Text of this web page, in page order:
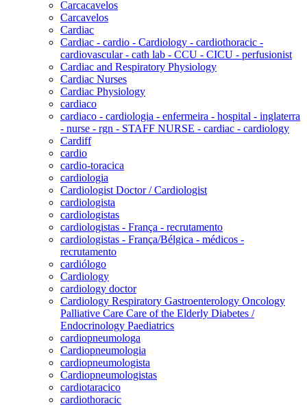
Carcacavelos
Carcavelos
Cardiac
Cardiac - cardio - Cardiology - cardiothoracic -
cardiovascular - cath lab - CCU - CICU - perfusionist
Cardiac and Respiratory Physiology
Cardiac Nurses
Cardiac Physiology
cardiaco
cardiaco - cardiologia - enfermeira - hospital - inglaterra
- nurse - rgn - STAFF NURSE - cardiac - cardiology
Cardiff
cardio
cardio-toracica
cardiologia
Cardiologist Doctor / Cardiologist
cardiologista
cardiologistas
cardiologistas - França - recrutamento
cardiologistas - França/Bélgica - médicos -
recrutamento
cardiólogo
Cardiology
cardiology doctor
Cardiology Respiratory Gastroenterology Oncology
Palliative Care Care of the Elderly Diabetes /
Endocrinology Paediatrics
cardiopneumologa
Cardiopneumologia
cardiopneumologista
Cardiopneumologistas
cardiotaracico
cardiothoracic